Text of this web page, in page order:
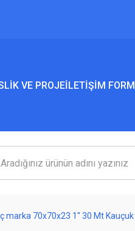
VE PROJEİLETİŞİM
marka 70x70x23 1'' 30 Mt